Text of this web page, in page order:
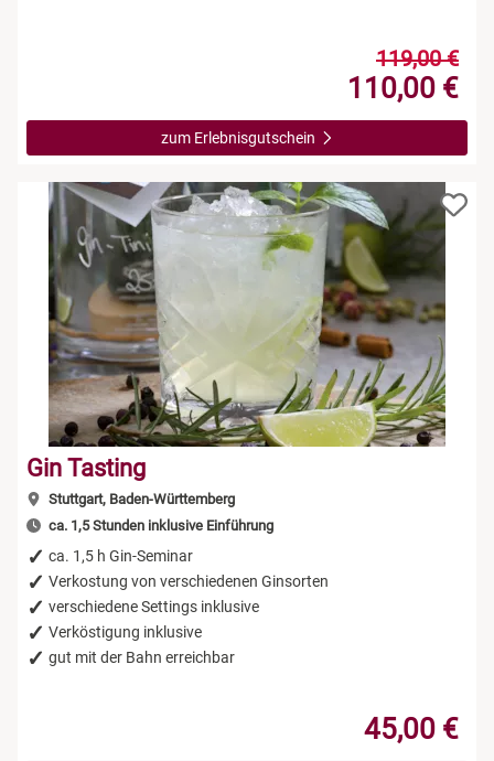
119,00 €
110,00 €
zum Erlebnisgutschein
Gin Tasting
Stuttgart, Baden-Württemberg
ca. 1,5 Stunden inklusive Einführung
ca. 1,5 h Gin-Seminar
Verkostung von verschiedenen Ginsorten
verschiedene Settings inklusive
Verköstigung inklusive
gut mit der Bahn erreichbar
45,00 €